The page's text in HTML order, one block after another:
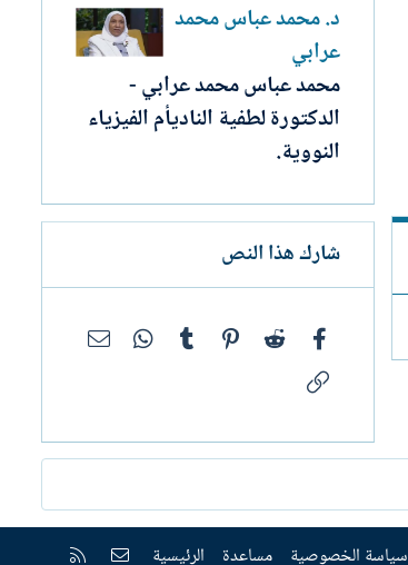
د. محمد عباس محمد
عرابي
محمد عباس محمد عرابي -
الدكتورة لطفية الناديأم الفيزياء
النووية.
شارك هذا النص
فيسبوك Reddit
Pinterest
Tumblr
WhatsApp
سياسة الخصوصية مساعدة الرئيسية إتصل بنا